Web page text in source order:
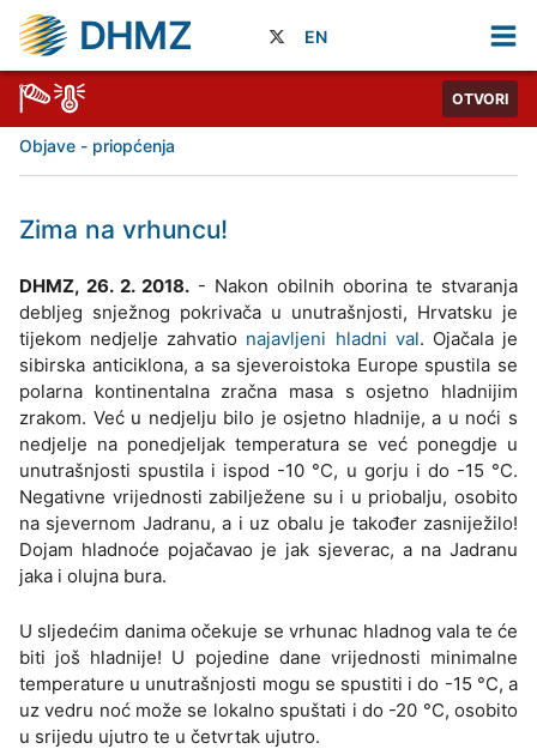
DHMZ EN
OTVORI
Objave - priopćenja
Zima na vrhuncu!
DHMZ, 26. 2. 2018. - Nakon obilnih oborina te stvaranja
debljeg snježnog pokrivača u unutrašnjosti, Hrvatsku je
tijekom nedjelje zahvatio najavljeni hladni val. Ojačala je
sibirska anticiklona, a sa sjeveroistoka Europe spustila se
polarna kontinentalna zračna masa s osjetno hladnijim
zrakom. Već u nedjelju bilo je osjetno hladnije, a u noći s
nedjelje na ponedjeljak temperatura se već ponegdje u
unutrašnjosti spustila i ispod -10 °C, u gorju i do -15 °C.
Negativne vrijednosti zabilježene su i u priobalju, osobito
na sjevernom Jadranu, a i uz obalu je također zasniježilo!
Dojam hladnoće pojačavao je jak sjeverac, a na Jadranu
jaka i olujna bura.
U sljedećim danima očekuje se vrhunac hladnog vala te će
biti još hladnije! U pojedine dane vrijednosti minimalne
temperature u unutrašnjosti mogu se spustiti i do -15 °C, a
uz vedru noć može se lokalno spuštati i do -20 °C, osobito
u srijedu ujutro te u četvrtak ujutro.